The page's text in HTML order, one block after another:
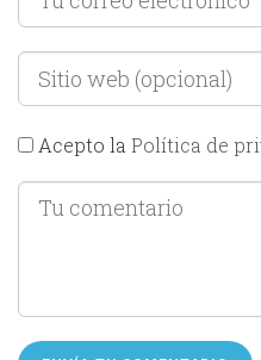
Acepto la Política de